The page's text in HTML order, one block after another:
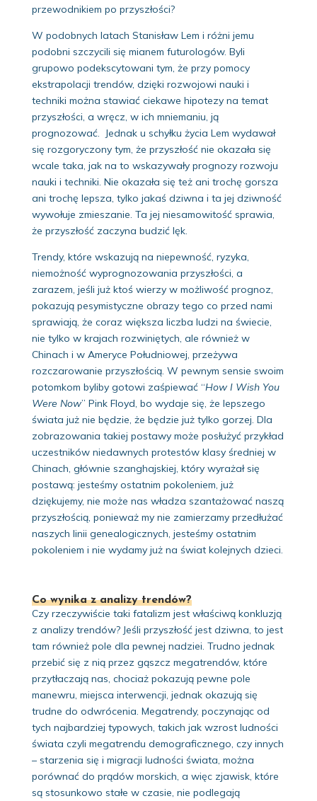
przewodnikiem po przyszłości?
W podobnych latach Stanisław Lem i różni jemu
podobni szczycili się mianem futurologów. Byli
grupowo podekscytowani tym, że przy pomocy
ekstrapolacji trendów, dzięki rozwojowi nauki i
techniki można stawiać ciekawe hipotezy na temat
przyszłości, a wręcz, w ich mniemaniu, ją
prognozować. Jednak u schyłku życia Lem wydawał
się rozgoryczony tym, że przyszłość nie okazała się
wcale taka, jak na to wskazywały prognozy rozwoju
nauki i techniki. Nie okazała się też ani trochę gorsza
ani trochę lepsza, tylko jakaś dziwna i ta jej dziwność
wywołuje zmieszanie. Ta jej niesamowitość sprawia,
że przyszłość zaczyna budzić lęk.
Trendy, które wskazują na niepewność, ryzyka,
niemożność wyprognozowania przyszłości, a
zarazem, jeśli już ktoś wierzy w możliwość prognoz,
pokazują pesymistyczne obrazy tego co przed nami
sprawiają, że coraz większa liczba ludzi na świecie,
nie tylko w krajach rozwiniętych, ale również w
Chinach i w Ameryce Południowej, przeżywa
rozczarowanie przyszłością. W pewnym sensie swoim
potomkom byliby gotowi zaśpiewać “How I Wish You
Were Now” Pink Floyd, bo wydaje się, że lepszego
świata już nie będzie, że będzie już tylko gorzej. Dla
zobrazowania takiej postawy może posłużyć przykład
uczestników niedawnych protestów klasy średniej w
Chinach, głównie szanghajskiej, który wyrażał się
postawą: jesteśmy ostatnim pokoleniem, już
dziękujemy, nie może nas władza szantażować naszą
przyszłością, ponieważ my nie zamierzamy przedłużać
naszych linii genealogicznych, jesteśmy ostatnim
pokoleniem i nie wydamy już na świat kolejnych dzieci.
Co wynika z analizy trendów?
Czy rzeczywiście taki fatalizm jest właściwą konkluzją
z analizy trendów? Jeśli przyszłość jest dziwna, to jest
tam również pole dla pewnej nadziei. Trudno jednak
przebić się z nią przez gąszcz megatrendów, które
przytłaczają nas, chociaż pokazują pewne pole
manewru, miejsca interwencji, jednak okazują się
trudne do odwrócenia. Megatrendy, poczynając od
tych najbardziej typowych, takich jak wzrost ludności
świata czyli megatrendu demograficznego, czy innych
– starzenia się i migracji ludności świata, można
porównać do prądów morskich, a więc zjawisk, które
są stosunkowo stałe w czasie, nie podlegają